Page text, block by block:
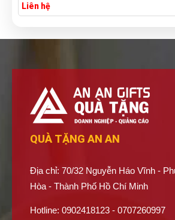
Liên hệ
QUÀ TẶNG AN AN
Địa chỉ: 70/32 Nguyễn Háo Vĩnh -
Hòa - Thành Phố Hồ Chí Minh
Hotline: 0902418123 - 0707260997